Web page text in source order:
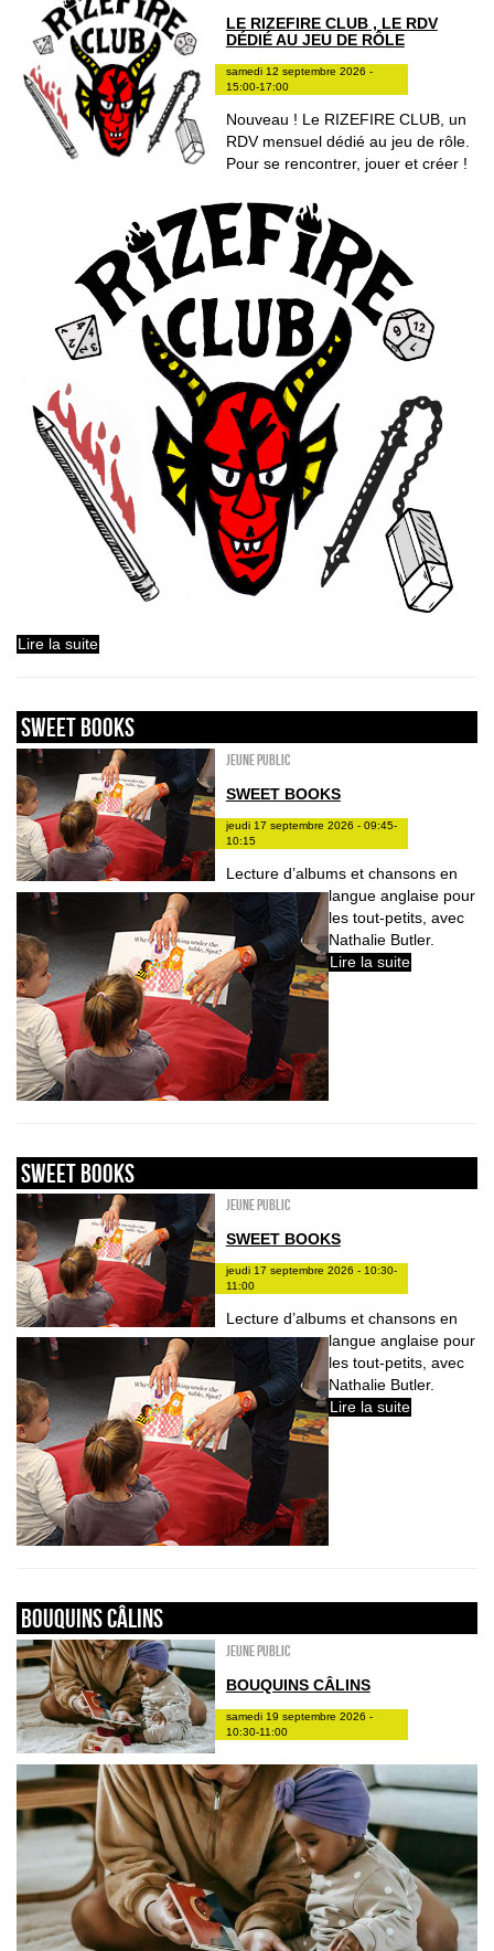
LE RIZEFIRE CLUB , LE RDV
DÉDIÉ AU JEU DE RÔLE
samedi 12 septembre 2026 -
15:00-17:00
Nouveau ! Le RIZEFIRE CLUB, un
RDV mensuel dédié au jeu de rôle.
Pour se rencontrer, jouer et créer !
Lire la suite
sweet books
Jeune public
SWEET BOOKS
jeudi 17 septembre 2026 - 09:45-
10:15
Lecture d’albums et chansons en
langue anglaise pour
les tout-petits, avec
Nathalie Butler.
Lire la suite
sweet books
Jeune public
SWEET BOOKS
jeudi 17 septembre 2026 - 10:30-
11:00
Lecture d’albums et chansons en
langue anglaise pour
les tout-petits, avec
Nathalie Butler.
Lire la suite
Bouquins câlins
Jeune public
BOUQUINS CÂLINS
samedi 19 septembre 2026 -
10:30-11:00